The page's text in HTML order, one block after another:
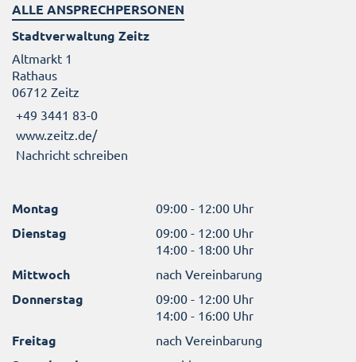
ALLE ANSPRECHPERSONEN
Stadtverwaltung Zeitz
Altmarkt 1
Rathaus
06712 Zeitz
+49 3441 83-0
www.zeitz.de/
Nachricht schreiben
Montag 09:00 - 12:00 Uhr
Dienstag
09:00 - 12:00 Uhr
14:00 - 18:00 Uhr
Mittwoch nach Vereinbarung
Donnerstag
09:00 - 12:00 Uhr
14:00 - 16:00 Uhr
Freitag nach Vereinbarung